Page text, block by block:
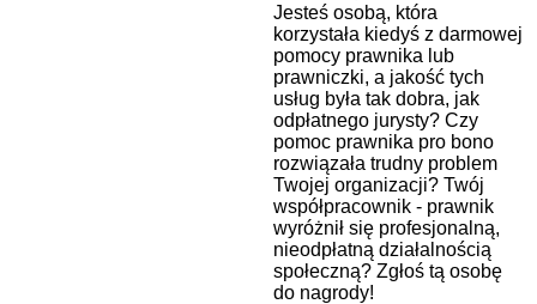
Jesteś osobą, która
korzystała kiedyś z darmowej
pomocy prawnika lub
prawniczki, a jakość tych
usług była tak dobra, jak
odpłatnego jurysty? Czy
pomoc prawnika pro bono
rozwiązała trudny problem
Twojej organizacji? Twój
współpracownik - prawnik
wyróżnił się profesjonalną,
nieodpłatną działalnością
społeczną? Zgłoś tą osobę
do nagrody!